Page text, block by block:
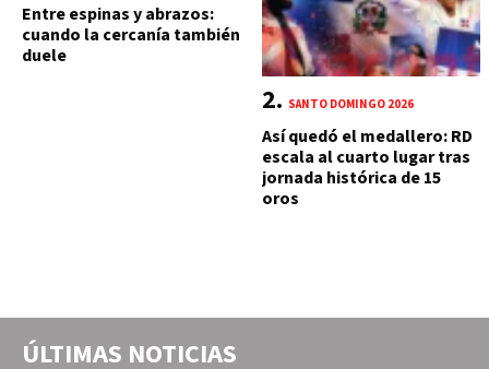
Entre espinas y abrazos:
cuando la cercanía también
duele
SANTO DOMINGO 2026
Así quedó el medallero: RD
escala al cuarto lugar tras
jornada histórica de 15
oros
ÚLTIMAS NOTICIAS